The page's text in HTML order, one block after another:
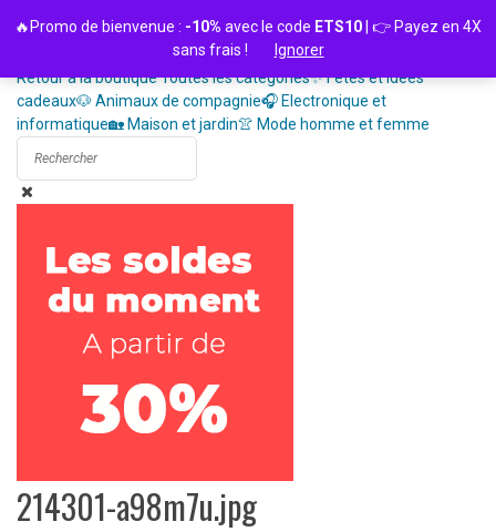
Retour à la boutiqueToutes les catégories✨ Fêtes et idées
cadeaux🐶 Animaux de compagnie🎧 Electronique et
informatique🏡 Maison et jardin👚 Mode homme et femme
214301-a98m7u.jpg
🔥Promo de bienvenue : -10% avec le code ETS10 | 👉 Payez en 4X
sans frais !
Ignorer